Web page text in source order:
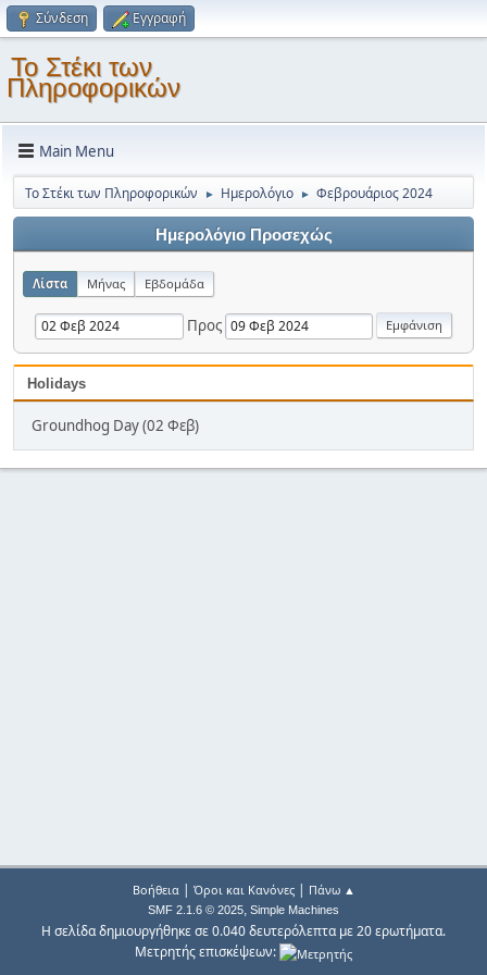
Σύνδεση Εγγραφή
Το Στέκι των
Πληροφορικών
Main Menu
Το Στέκι των Πληροφορικών ► Ημερολόγιο ► Φεβρουάριος 2024
Ημερολόγιο Προσεχώς
Λίστα Μήνας Εβδομάδα
Προς
Holidays
Groundhog Day (02 Φεβ)
Βοήθεια| Όροι και Κανόνες| Πάνω ▲
SMF 2.1.6 © 2025, Simple Machines
Η σελίδα δημιουργήθηκε σε 0.040 δευτερόλεπτα με 20 ερωτήματα.
Μετρητής επισκέψεων: